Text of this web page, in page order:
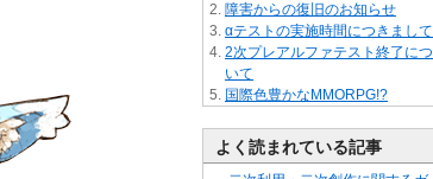
障害からの復旧のお知らせ
αテストの実施時間につきまして
2次プレアルファテスト終了につ
いて
国際色豊かなMMORPG!?
よく読まれている記事